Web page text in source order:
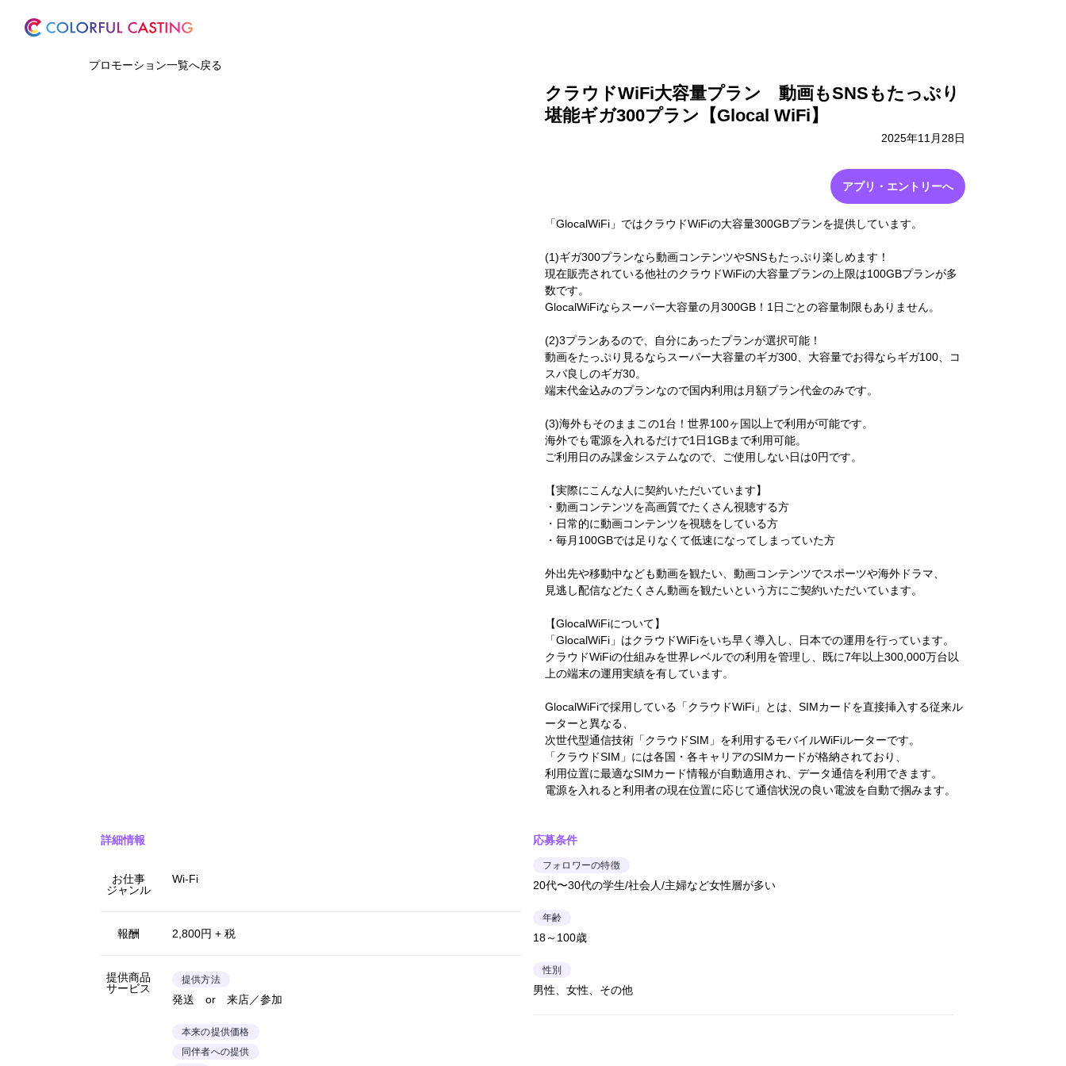
プロモーション一覧へ戻る
クラウドWiFi大容量プラン 動画もSNSもたっぷり
堪能ギガ300プラン【Glocal WiFi】
2025年11月28日
アプリ・エントリーへ
「GlocalWiFi」ではクラウドWiFiの大容量300GBプランを提供しています。
(1)ギガ300プランなら動画コンテンツやSNSもたっぷり楽しめます！
現在販売されている他社のクラウドWiFiの大容量プランの上限は100GBプランが多
数です。
GlocalWiFiならスーパー大容量の月300GB！1日ごとの容量制限もありません。
(2)3プランあるので、自分にあったプランが選択可能！
動画をたっぷり見るならスーパー大容量のギガ300、大容量でお得ならギガ100、コ
スパ良しのギガ30。
端末代金込みのプランなので国内利用は月額プラン代金のみです。
(3)海外もそのままこの1台！世界100ヶ国以上で利用が可能です。
海外でも電源を入れるだけで1日1GBまで利用可能。
ご利用日のみ課金システムなので、ご使用しない日は0円です。
【実際にこんな人に契約いただいています】
・動画コンテンツを高画質でたくさん視聴する方
・日常的に動画コンテンツを視聴をしている方
・毎月100GBでは足りなくて低速になってしまっていた方
外出先や移動中なども動画を観たい、動画コンテンツでスポーツや海外ドラマ、
見逃し配信などたくさん動画を観たいという方にご契約いただいています。
【GlocalWiFiについて】
「GlocalWiFi」はクラウドWiFiをいち早く導入し、日本での運用を行っています。
クラウドWiFiの仕組みを世界レベルでの利用を管理し、既に7年以上300,000万台以
上の端末の運用実績を有しています。
GlocalWiFiで採用している「クラウドWiFi」とは、SIMカードを直接挿入する従来ル
ーターと異なる、
次世代型通信技術「クラウドSIM」を利用するモバイルWiFiルーターです。
「クラウドSIM」には各国・各キャリアのSIMカードが格納されており、
利用位置に最適なSIMカード情報が自動適用され、データ通信を利用できます。
電源を入れると利用者の現在位置に応じて通信状況の良い電波を自動で掴みます。
詳細情報
お仕事
ジャンル
Wi-Fi
報酬 2,800円 + 税
提供商品
サービス
提供方法
発送 or 来店／参加
本来の提供価格
同伴者への提供
応募条件
フォロワーの特徴
20代〜30代の学生/社会人/主婦など女性層が多い
年齢
18～100歳
性別
男性、女性、その他